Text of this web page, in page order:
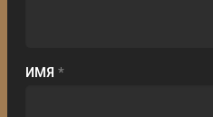
ИМЯ*